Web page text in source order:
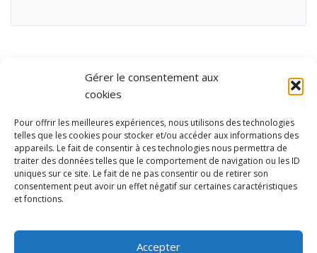
Gérer le consentement aux
cookies
Pour offrir les meilleures expériences, nous utilisons des technologies
telles que les cookies pour stocker et/ou accéder aux informations des
appareils. Le fait de consentir à ces technologies nous permettra de
traiter des données telles que le comportement de navigation ou les ID
uniques sur ce site. Le fait de ne pas consentir ou de retirer son
consentement peut avoir un effet négatif sur certaines caractéristiques
et fonctions.
Accepter
et de loisirs
Contact